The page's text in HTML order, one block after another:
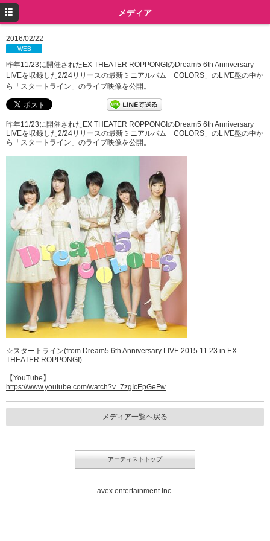
メディア
2016/02/22
WEB
昨年11/23に開催されたEX THEATER ROPPONGIのDream5 6th Anniversary
LIVEを収録した2/24リリースの最新ミニアルバム「COLORS」のLIVE盤の中か
ら「スタートライン­」のライブ映像を公開。
昨年11/23に開催されたEX THEATER ROPPONGIのDream5 6th Anniversary
LIVEを収録した2/24リリースの最新ミニアルバム「COLORS」のLIVE盤の中か
ら「スタートライン­」のライブ映像を公開。
☆スタートライン(from Dream5 6th Anniversary LIVE 2015.11.23 in EX
THEATER ROPPONGI)
【YouTube】
https://www.youtube.com/watch?v=7zgIcEpGeFw
メディア一覧へ戻る
アーティストトップ
avex entertainment Inc.
プロフィール
メディア
イベント
ミュージック
ツイッター
Instagram